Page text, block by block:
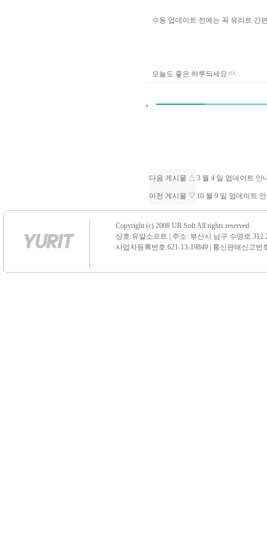
수동 업데이트 전에는 꼭 유리트 간
오늘도 좋은 하루되세요 ^^
다음 게시물 △ 3 월 4 일 업데이트 안
이전 게시물 ▽ 10 월 9 일 업데이트
Copyright (c) 2008 UR Soft All rights reserved.
상호:유알소프트 | 주소: 부산시 남구 수영로 312
사업자등록번호:621-13-19849 | 통신판매신고번